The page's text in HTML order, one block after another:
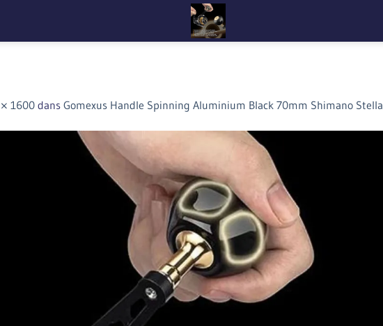
1600dans Gomexus Handle Spinning Aluminium Black 70mm Shimano Stella